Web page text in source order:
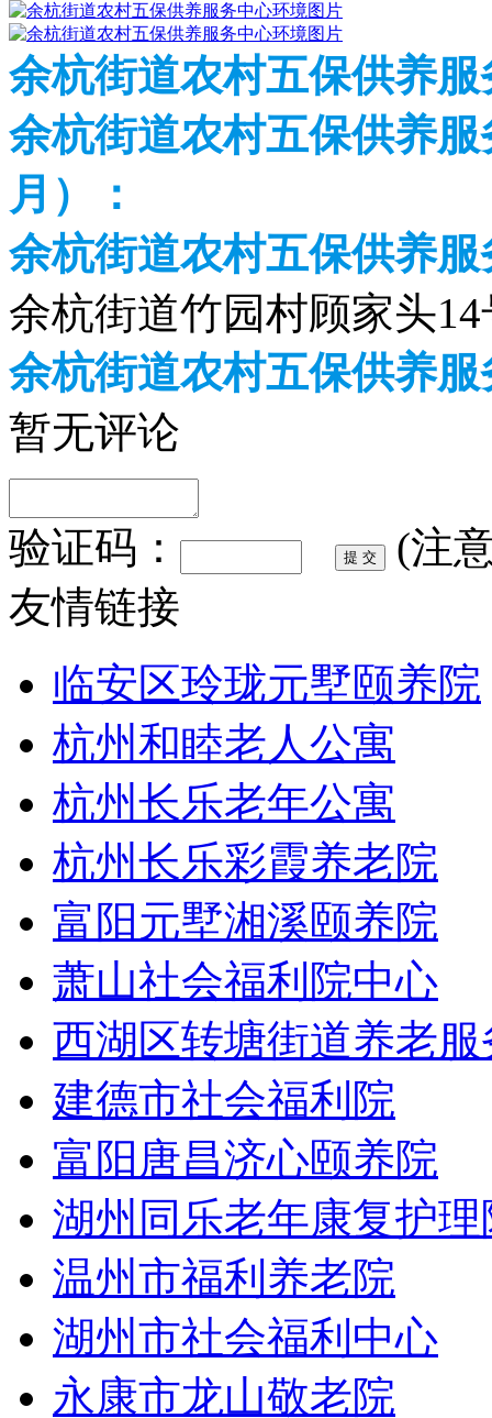
余杭街道农村五保供养
余杭街道农村五保供养
月）：
余杭街道农村五保供养
余杭街道竹园村顾家头14
余杭街道农村五保供养
暂无评论
验证码：
(注
友情链接
临安区玲珑元墅颐养院
杭州和睦老人公寓
杭州长乐老年公寓
杭州长乐彩霞养老院
富阳元墅湘溪颐养院
萧山社会福利院中心
西湖区转塘街道养老
建德市社会福利院
富阳唐昌济心颐养院
湖州同乐老年康复护
温州市福利养老院
湖州市社会福利中心
永康市龙山敬老院